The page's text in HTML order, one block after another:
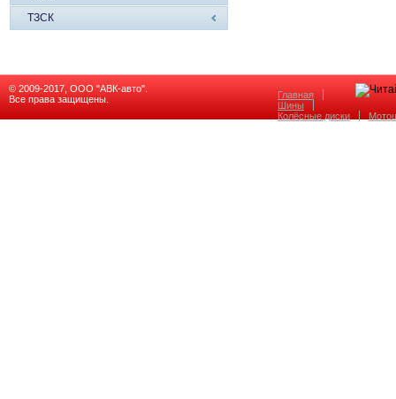
ТЗСК
© 2009-2017, ООО "АВК-авто".
Все права защищены.
Главная
Шины
Колёсные диски